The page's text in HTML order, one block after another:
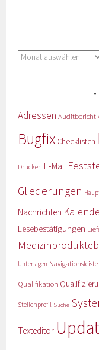
Adressen Auditbericht
Bugfix Checklisten
Drucken E-Mail
Gliederungen
Nachrichten
Lesebestätigungen
Unterlagen Navigationsleiste
Qualifikation
Stellenprofil Suche
Texteditor